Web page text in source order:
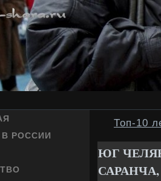
РОССИИ
Топ-10
ЮГ